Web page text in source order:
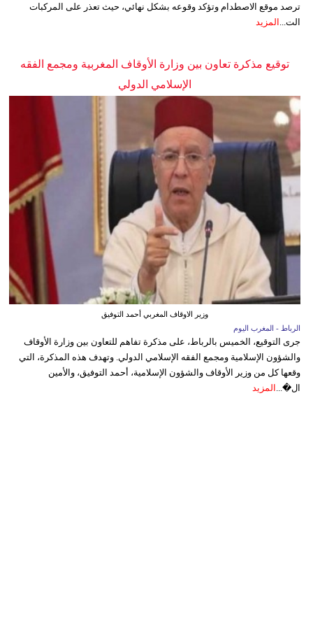
ترصد موقع الاصطدام وتؤكد وقوعه بشكل نهائي، حيث تعذر على المركبات
الت... المزيد
توقيع مذكرة تعاون بين وزارة الأوقاف المغربية ومجمع الفقه
الإسلامي الدولي
وزير الاوقاف المغربي أحمد التوفيق
الرباط - المغرب اليوم
جرى التوقيع، الخميس بالرباط، على مذكرة تفاهم للتعاون بين وزارة الأوقاف
والشؤون الإسلامية ومجمع الفقه الإسلامي الدولي. وتهدف هذه المذكرة، التي
وقعها كل من وزير الأوقاف والشؤون الإسلامية، أحمد التوفيق، والأمين
ال�... المزيد